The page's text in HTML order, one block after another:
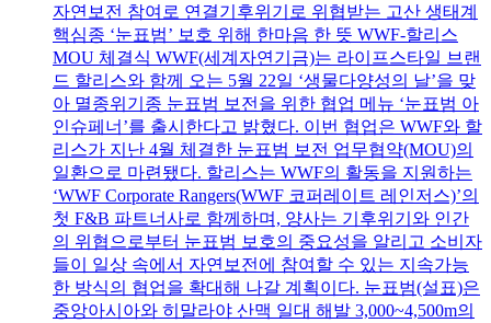
자연보전 참여로 연결기후위기로 위협받는 고산 생태계
핵심종 ‘눈표범’ 보호 위해 한마음 한 뜻 WWF-할리스
MOU 체결식 WWF(세계자연기금)는 라이프스타일 브랜
드 할리스와 함께 오는 5월 22일 ‘생물다양성의 날’을 맞
아 멸종위기종 눈표범 보전을 위한 협업 메뉴 ‘눈표범 아
인슈페너’를 출시한다고 밝혔다. 이번 협업은 WWF와 할
리스가 지난 4월 체결한 눈표범 보전 업무협약(MOU)의
일환으로 마련됐다. 할리스는 WWF의 활동을 지원하는
‘WWF Corporate Rangers(WWF 코퍼레이트 레인저스)’의
첫 F&B 파트너사로 함께하며, 양사는 기후위기와 인간
의 위협으로부터 눈표범 보호의 중요성을 알리고 소비자
들이 일상 속에서 자연보전에 참여할 수 있는 지속가능
한 방식의 협업을 확대해 나갈 계획이다. 눈표범(설표)은
중앙아시아와 히말라야 산맥 일대 해발 3,000~4,500m의